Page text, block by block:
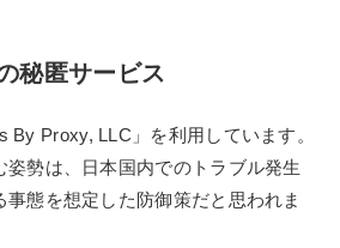
秘匿サービス
By Proxy, LLC」を利用しています。
姿勢は、日本国内でのトラブル発生
態を想定した防御策だと思われま